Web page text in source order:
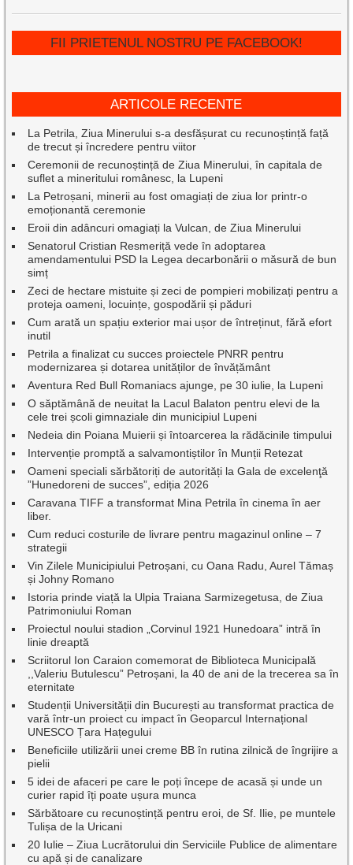
FII PRIETENUL NOSTRU PE FACEBOOK!
ARTICOLE RECENTE
La Petrila, Ziua Minerului s-a desfășurat cu recunoștință față
de trecut și încredere pentru viitor
Ceremonii de recunoștință de Ziua Minerului, în capitala de
suflet a mineritului românesc, la Lupeni
La Petroșani, minerii au fost omagiați de ziua lor printr-o
emoționantă ceremonie
Eroii din adâncuri omagiați la Vulcan, de Ziua Minerului
Senatorul Cristian Resmeriță vede în adoptarea
amendamentului PSD la Legea decarbonării o măsură de bun
simț
Zeci de hectare mistuite și zeci de pompieri mobilizați pentru a
proteja oameni, locuințe, gospodării și păduri
Cum arată un spațiu exterior mai ușor de întreținut, fără efort
inutil
Petrila a finalizat cu succes proiectele PNRR pentru
modernizarea și dotarea unităților de învățământ
Aventura Red Bull Romaniacs ajunge, pe 30 iulie, la Lupeni
O săptămână de neuitat la Lacul Balaton pentru elevi de la
cele trei școli gimnaziale din municipiul Lupeni
Nedeia din Poiana Muierii și întoarcerea la rădăcinile timpului
Intervenție promptă a salvamontiștilor în Munții Retezat
Oameni speciali sărbătoriți de autorități la Gala de excelenţă
”Hunedoreni de succes”, ediția 2026
Caravana TIFF a transformat Mina Petrila în cinema în aer
liber.
Cum reduci costurile de livrare pentru magazinul online – 7
strategii
Vin Zilele Municipiului Petroșani, cu Oana Radu, Aurel Tămaș
și Johny Romano
Istoria prinde viață la Ulpia Traiana Sarmizegetusa, de Ziua
Patrimoniului Roman
Proiectul noului stadion „Corvinul 1921 Hunedoara” intră în
linie dreaptă
Scriitorul Ion Caraion comemorat de Biblioteca Municipală
,,Valeriu Butulescu” Petroșani, la 40 de ani de la trecerea sa în
eternitate
Studenții Universității din București au transformat practica de
vară într-un proiect cu impact în Geoparcul Internațional
UNESCO Țara Hațegului
Beneficiile utilizării unei creme BB în rutina zilnică de îngrijire a
pielii
5 idei de afaceri pe care le poți începe de acasă și unde un
curier rapid îți poate ușura munca
Sărbătoare cu recunoștință pentru eroi, de Sf. Ilie, pe muntele
Tulișa de la Uricani
20 Iulie – Ziua Lucrătorului din Serviciile Publice de alimentare
cu apă și de canalizare